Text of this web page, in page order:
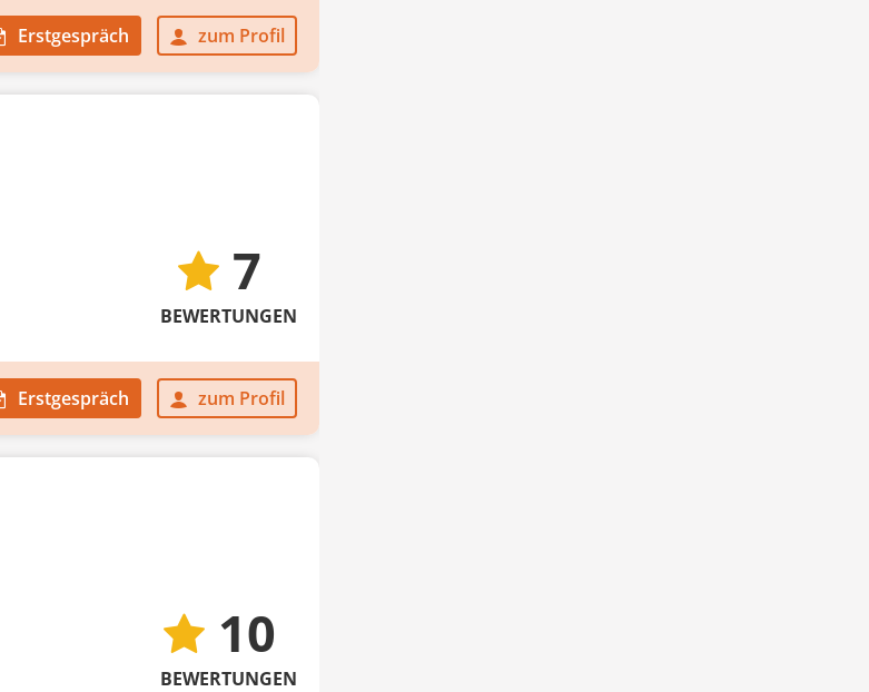
Erstgespräch zum Profil
7
BEWERTUNGEN
Erstgespräch zum Profil
10
BEWERTUNGEN